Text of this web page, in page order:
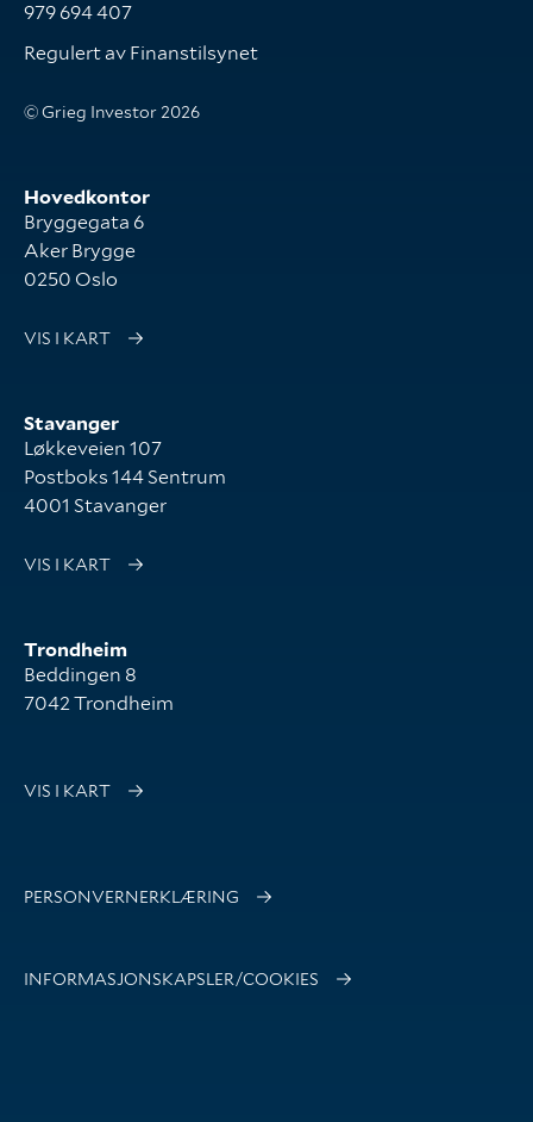
979 694 407
Regulert av Finanstilsynet
© Grieg Investor 2026
Hovedkontor
Bryggegata 6
Aker Brygge
0250 Oslo
VIS I KART
Stavanger
Løkkeveien 107
Postboks 144 Sentrum
4001 Stavanger
VIS I KART
Trondheim
Beddingen 8
7042 Trondheim
VIS I KART
PERSONVERNERKLÆRING
INFORMASJONSKAPSLER/COOKIES